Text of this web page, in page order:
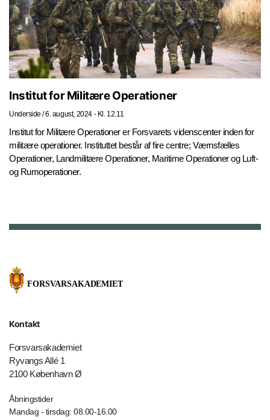
Institut for Militære Operationer
Underside / 6. august, 2024 - Kl. 12.11
Institut for Militære Operationer er Forsvarets videnscenter inden for
militære operationer. Instituttet består af fire centre; Værnsfælles
Operationer, Landmilitære Operationer, Maritime Operationer og Luft-
og Rumoperationer.
Kontakt
Forsvarsakademiet
Ryvangs Allé 1
2100 København Ø
Åbningstider
Mandag - tirsdag: 08.00-16.00